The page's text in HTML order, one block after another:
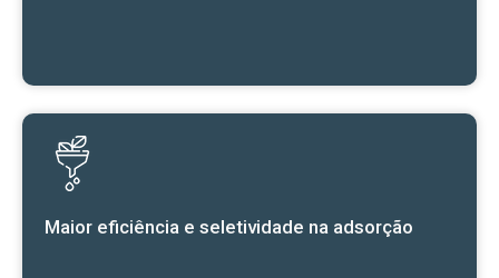
Maior eficiência e seletividade na adsorção